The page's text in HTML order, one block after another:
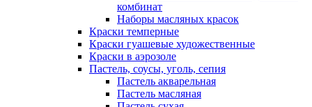
комбинат
Наборы масляных красок
Краски темперные
Краски гуашевые художественные
Краски в аэрозоле
Пастель, соусы, уголь, сепия
Пастель акварельная
Пастель масляная